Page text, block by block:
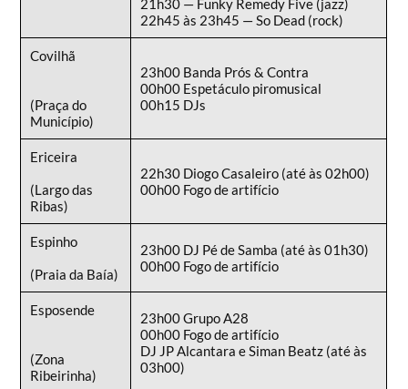
22h45 às 23h45 — So Dead (rock)
Covilhã
(Praça do
Município)
23h00 Banda Prós & Contra
00h00 Espetáculo piromusical
00h15 DJs
Ericeira
(Largo das
Ribas)
22h30 Diogo Casaleiro (até às 02h00)
00h00 Fogo de artifício
Espinho
(Praia da Baía)
23h00 DJ Pé de Samba (até às 01h30)
00h00 Fogo de artifício
Esposende
(Zona
Ribeirinha)
23h00 Grupo A28
00h00 Fogo de artifício
DJ JP Alcantara e Siman Beatz (até às
03h00)